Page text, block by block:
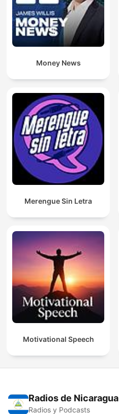
Money News
Merengue Sin Letra
Motivational Speech
Radios de Nicaragua
Radios y Podcasts